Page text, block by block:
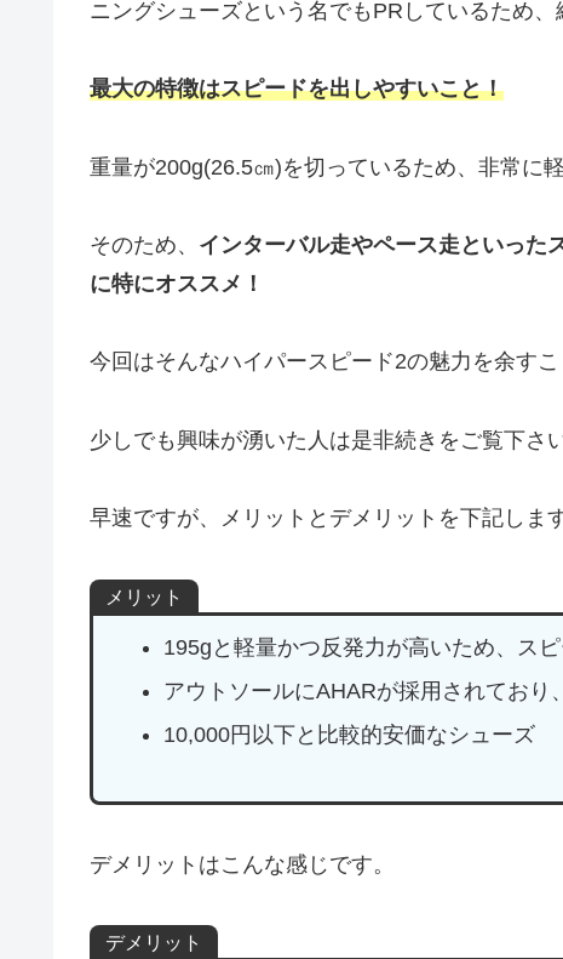
ニングシューズという名でもPRしているため、
最大の特徴はスピードを出しやすいこと！
重量が200g(26.5㎝)を切っているため、非常に
そのため、 インターバル走やペース走といった
に特にオススメ！
今回はそんなハイパースピード2の魅力を余すこ
少しでも興味が湧いた人は是非続きをご覧下さい
早速ですが、メリットとデメリットを下記します
メリット
195gと軽量かつ反発力が高いため、ス
アウトソールにAHARが採用されており
10,000円以下と比較的安価なシューズ
デメリットはこんな感じです。
デメリット